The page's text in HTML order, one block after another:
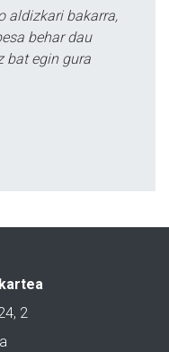
aldizkari bakarra,
behar dau
bat egin gura
2